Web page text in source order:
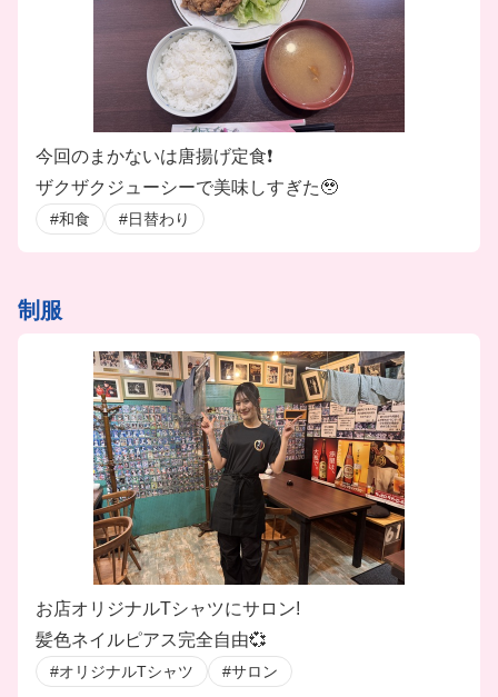
今回のまかないは唐揚げ定食❗️
ザクザクジューシーで美味しすぎた🥹
#和食 #日替わり
制服
お店オリジナルTシャツにサロン!
髪色ネイルピアス完全自由💞
#オリジナルTシャツ #サロン